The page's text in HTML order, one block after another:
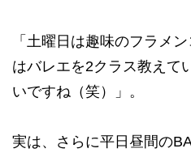
「土曜日は趣味のフラメ
はバレエを2クラス教えて
いですね（笑）」。
実は、さらに平日昼間の